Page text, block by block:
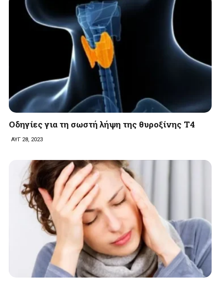
Οδηγίες για τη σωστή λήψη της θυροξίνης Τ4
ΑΥΓ 28, 2023